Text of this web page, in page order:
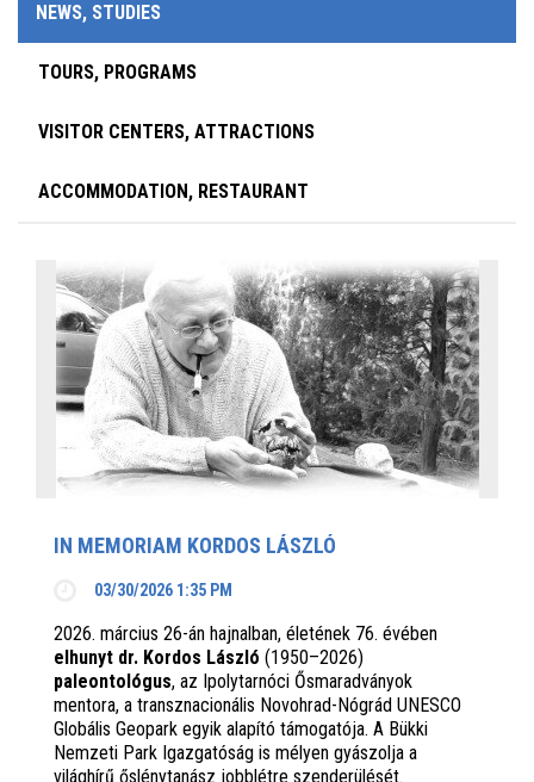
NEWS, STUDIES
TOURS, PROGRAMS
VISITOR CENTERS, ATTRACTIONS
ACCOMMODATION, RESTAURANT
IN MEMORIAM KORDOS LÁSZLÓ
03/30/2026 1:35 PM
2026. március 26-án hajnalban, életének 76. évében
elhunyt dr. Kordos László (1950–2026)
paleontológus, az Ipolytarnóci Ősmaradványok
mentora, a transznacionális Novohrad-Nógrád UNESCO
Globális Geopark egyik alapító támogatója. A Bükki
Nemzeti Park Igazgatóság is mélyen gyászolja a
világhírű őslénytanász jobblétre szenderülését.